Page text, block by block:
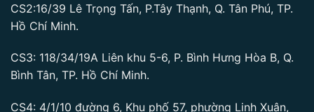
CS2:16/39 Lê Trọng Tấn, P.Tây Thạnh, Q. Tân Phú, TP.
Hồ Chí Minh.
CS3: 118/34/19A Liên khu 5-6, P. Bình Hưng Hòa B, Q.
Bình Tân, TP. Hồ Chí Minh.
CS4: 4/1/10 đường 6, Khu phố 57, phường Linh Xuân,